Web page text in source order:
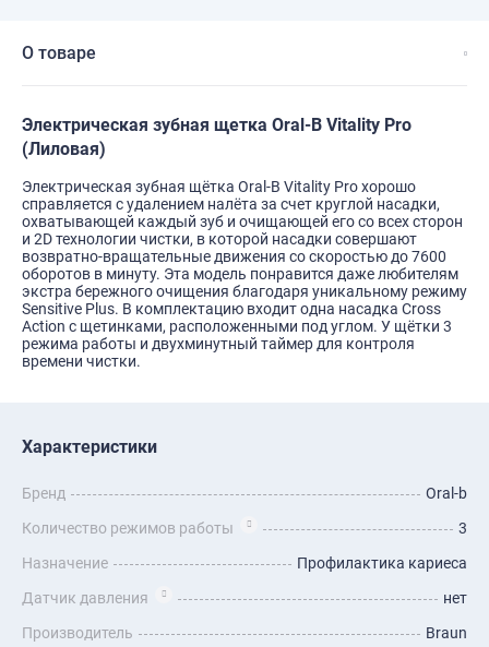
О товаре
Электрическая зубная щетка Oral-B Vitality Pro
(Лиловая)
Электрическая зубная щётка Oral-B Vitality Pro хорошо
справляется с удалением налёта за счет круглой насадки,
охватывающей каждый зуб и очищающей его со всех сторон
и 2D технологии чистки, в которой насадки совершают
возвратно-вращательные движения со скоростью до 7600
оборотов в минуту. Эта модель понравится даже любителям
экстра бережного очищения благодаря уникальному режиму
Sensitive Plus. В комплектацию входит одна насадка Cross
Action с щетинками, расположенными под углом. У щётки 3
режима работы и двухминутный таймер для контроля
времени чистки.
Характеристики
Бренд
Oral-b
Количество режимов работы
3
Назначение
Профилактика кариеса
Датчик давления
нет
Производитель
Braun